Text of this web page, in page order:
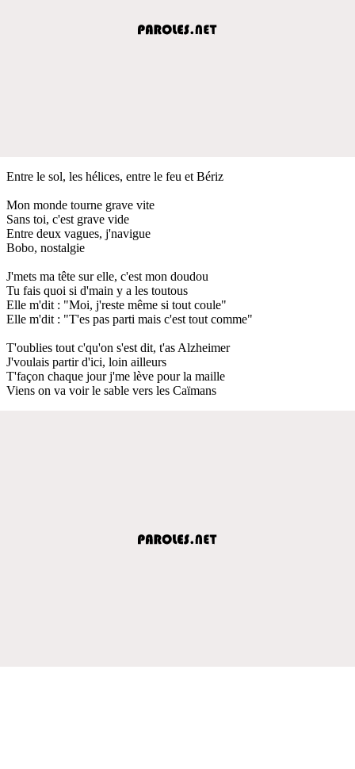
Entre le sol, les hélices, entre le feu et Bériz
Mon monde tourne grave vite
Sans toi, c'est grave vide
Entre deux vagues, j'navigue
Bobo, nostalgie
J'mets ma tête sur elle, c'est mon doudou
Tu fais quoi si d'main y a les toutous
Elle m'dit : "Moi, j'reste même si tout coule"
Elle m'dit : "T'es pas parti mais c'est tout comme"
T'oublies tout c'qu'on s'est dit, t'as Alzheimer
J'voulais partir d'ici, loin ailleurs
T'façon chaque jour j'me lève pour la maille
Viens on va voir le sable vers les Caïmans